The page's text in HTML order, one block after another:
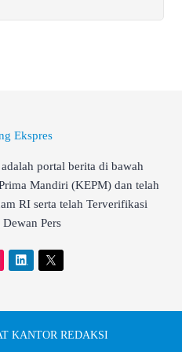
portal berita di bawah
Mandiri (KEPM) dan telah
RI serta telah Terverifikasi
Pers
KANTOR REDAKSI